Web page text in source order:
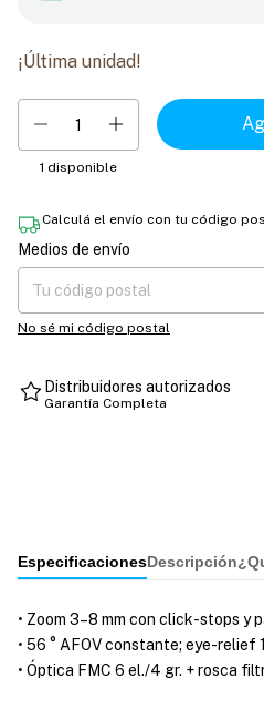
¡Última unidad!
1 disponible
Calculá el envío con tu código
Entregas para el CP:
Medios de envío
No sé mi código postal
Distribuidores autorizados
Garantía Completa
EspecificacionesDescripción
• Zoom 3–8 mm con click-stops y
• 56 ° AFOV constante; eye-relief
• Óptica FMC 6 el./4 gr. + rosca